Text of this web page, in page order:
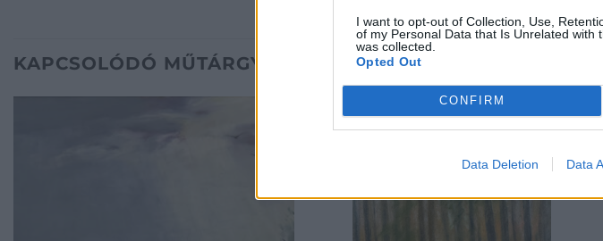
I want to opt-out of Collection, Use,
of my Personal Data that Is Unrelated with
was collected.
Opted Out
CONFIRM
Data Deletion Data
KAPCSOLÓDÓ MŰTÁRGYAK